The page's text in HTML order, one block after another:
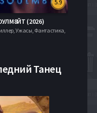
5.9
(2026)
Ужасы, Фантастика,
Танец